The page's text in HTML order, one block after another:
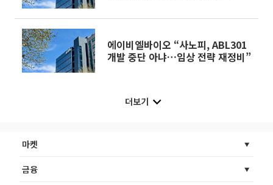
에이비엘바이오 “사노피, ABL301
개발 중단 아냐…임상 전략 재정비”
더보기
마켓
금융